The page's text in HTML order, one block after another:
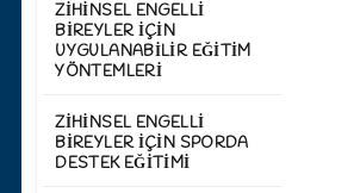
ZIHINSEL ENGELLI
BIREYLER İÇIN
UYGULANABILIR EĞITIM
YÖNTEMLERI
ZIHINSEL ENGELLI
BIREYLER IÇIN SPORDA
DESTEK EĞITIMI